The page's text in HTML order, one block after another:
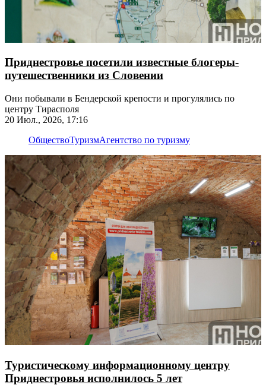
Приднестровье посетили известные блогеры-
путешественники из Словении
Они побывали в Бендерской крепости и прогулялись по
центру Тирасполя
20 Июл., 2026, 17:16
ОбществоТуризмАгентство по туризму
Туристическому информационному центру
Приднестровья исполнилось 5 лет